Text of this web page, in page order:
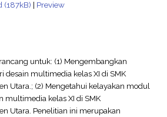
(187kB) | Preview
untuk: (1) Mengembangkan
desain multimedia kelas XI di SMK
Utara.; (2) Mengetahui kelayakan modul
multimedia kelas XI di SMK
Utara. Penelitian ini merupakan